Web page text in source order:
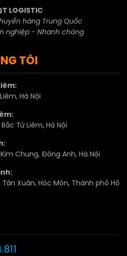
LOGISTIC
hàng Trung Quốc
nghiệp - Nhanh chóng
TÔI
Hà Nội
Từ Liêm, Hà Nội
Chung, Đông Anh, Hà Nội
Xuân, Hóc Môn, Thành phố Hồ